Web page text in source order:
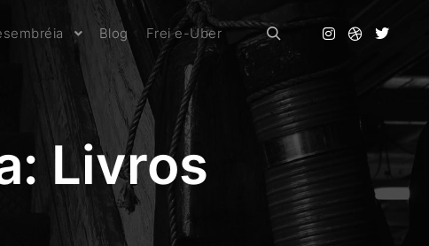
Blog Frei e-Uber
Pesquisa
Livros